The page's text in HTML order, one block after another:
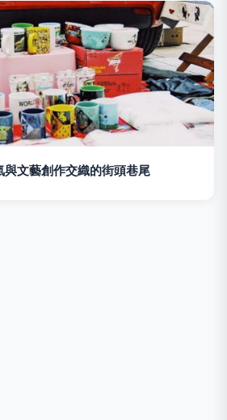
文藝創作交織的街頭巷尾